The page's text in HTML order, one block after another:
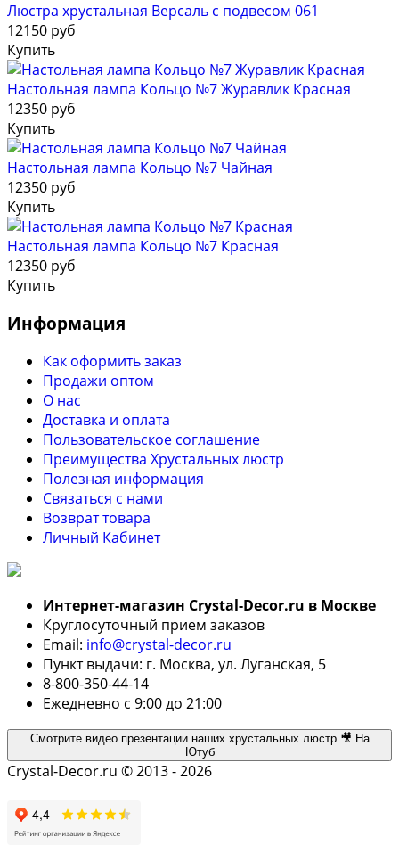
Люстра хрустальная Версаль с подвесом 061
12150 руб
Купить
Настольная лампа Кольцо №7 Журавлик Красная
12350 руб
Купить
Настольная лампа Кольцо №7 Чайная
12350 руб
Купить
Настольная лампа Кольцо №7 Красная
12350 руб
Купить
Информация
Как оформить заказ
Продажи оптом
О нас
Доставка и оплата
Пользовательское соглашение
Преимущества Хрустальных люстр
Полезная информация
Связаться с нами
Возврат товара
Личный Кабинет
Интернет-магазин Crystal-Decor.ru в Москве
Круглосуточный прием заказов
Email: info@crystal-decor.ru
Пункт выдачи: г. Москва, ул. Луганская, 5
8-800-350-44-14
Ежедневно с 9:00 до 21:00
Смотрите видео презентации наших хрустальных люстр 🎥 На
Ютуб
Crystal-Decor.ru © 2013 - 2026